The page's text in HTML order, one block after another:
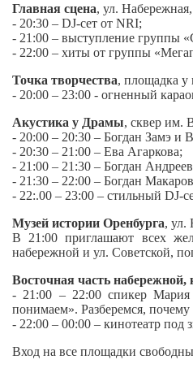
Главная сцена, ул.
- 20:30 – DJ‑сет от NRI;
- 21:00 – выступление группы
- 22:00 – хиты от группы
Точка творчества, площадка
- 20:00 – 23:00 - огненный
Акустика у Драмы, сквер им.
- 20:00 – 20:30 – Богдан Замэ и
- 20:30 – 21:00 – Ева Агаркова;
- 21:00 – 21:30 – Богдан
- 21:30 – 22:00 – Богдан
- 22:.00 – 23:00 – стильный
Музей истории Оренбурга, ул.
В 21:00 приглашают всех
набережной и ул. Советской,
Восточная часть набережной,
- 21:00 – 22:00 спикер
понимаем». Разберемся, почему
- 22:00 – 00:00 – кинотеатр под
Вход на все площадки